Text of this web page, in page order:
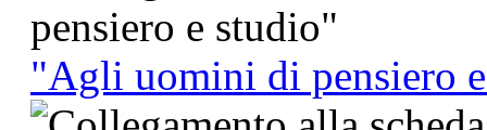
"Agli uomini di pensiero